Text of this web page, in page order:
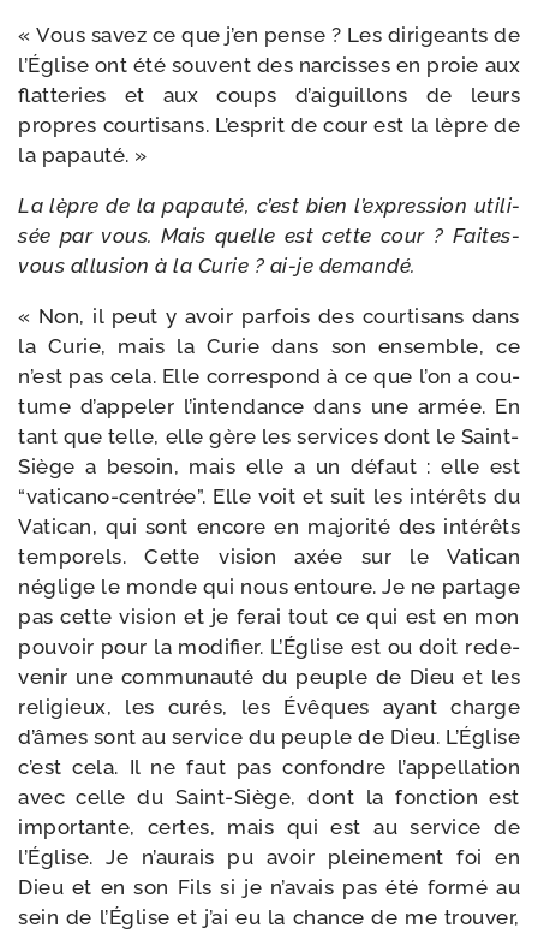
« Vous savez ce que j’en pense ? Les diri­geants de
l’Église ont été sou­vent des nar­cisses en proie aux
flat­te­ries et aux coups d’ai­guillons de leurs
propres cour­ti­sans. L’esprit de cour est la lèpre de
la papauté. »
La lèpre de la papau­té, c’est bien l’ex­pres­sion uti­li­
sée par vous. Mais quelle est cette cour ? Faites-​
vous allu­sion à la Curie ? ai-​je demandé.
« Non, il peut y avoir par­fois des cour­ti­sans dans
la Curie, mais la Curie dans son ensemble, ce
n’est pas cela. Elle cor­res­pond à ce que l’on a cou­
tume d’ap­pe­ler l’in­ten­dance dans une armée. En
tant que telle, elle gère les ser­vices dont le Saint-​
Siège a besoin, mais elle a un défaut : elle est
“vaticano-​centrée”. Elle voit et suit les inté­rêts du
Vatican, qui sont encore en majo­ri­té des inté­rêts
tem­po­rels. Cette vision axée sur le Vatican
néglige le monde qui nous entoure. Je ne par­tage
pas cette vision et je ferai tout ce qui est en mon
pou­voir pour la modi­fier. L’Église est ou doit rede­
ve­nir une com­mu­nau­té du peuple de Dieu et les
reli­gieux, les curés, les Évêques ayant charge
d’âmes sont au ser­vice du peuple de Dieu. L’Église
c’est cela. Il ne faut pas confondre l’ap­pel­la­tion
avec celle du Saint-​Siège, dont la fonc­tion est
impor­tante, certes, mais qui est au ser­vice de
l’Église. Je n’au­rais pu avoir plei­ne­ment foi en
Dieu et en son Fils si je n’a­vais pas été for­mé au
sein de l’Église et j’ai eu la chance de me trou­ver,